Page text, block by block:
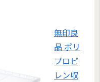
無印良
品 ポリ
プロピ
レン収